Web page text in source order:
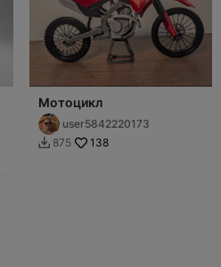
Мотоцикл
user5842220173
 875 138